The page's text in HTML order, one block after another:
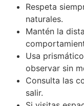
Respeta
naturales.
Mantén la
Usa
observar sin
Consulta las
salir.